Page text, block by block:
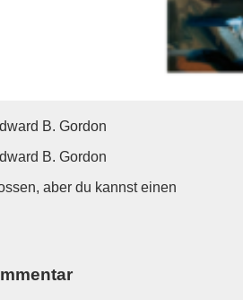
B. Gordon
B. Gordon
aber du kannst einen